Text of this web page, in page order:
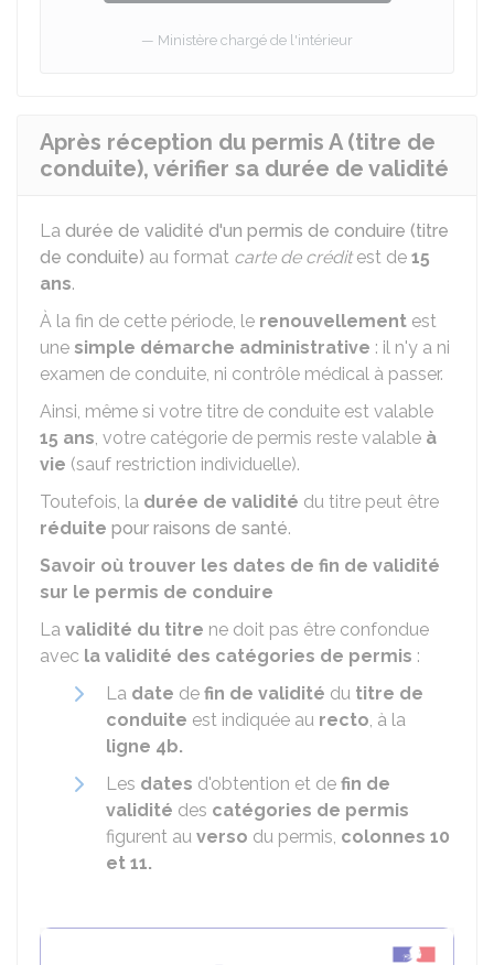
Ministère chargé de l'intérieur
Après réception du permis A (titre de
conduite), vérifier sa durée de validité
La durée de validité d'un permis de conduire (titre
de conduite) au format carte de créditest de 15
ans.
À la fin de cette période, le renouvellement est
une simple démarche administrative : il n'y a ni
examen de conduite, ni contrôle médical à passer.
Ainsi, même si votre titre de conduite est valable
15 ans, votre catégorie de permis reste valable à
vie (sauf restriction individuelle).
Toutefois, la durée de validité du titre peut être
réduite pour raisons de santé.
Savoir où trouver les dates de fin de validité
sur le permis de conduire
La validité du titre ne doit pas être confondue
avec la validité des catégories de permis :
La date de fin de validité du titre de
conduite est indiquée au recto, à la
ligne 4b.
Les dates d'obtention et de fin de
validité des catégories de permis
figurent au verso du permis, colonnes 10
et 11.